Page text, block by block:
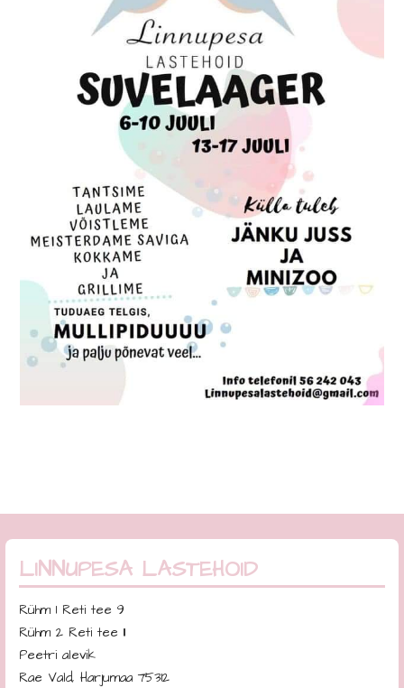
LINNUPESA LASTEHOID
Rühm 1 Reti tee 9
Rühm 2 Reti tee 11
Peetri alevik
Rae Vald, Harjumaa 75312